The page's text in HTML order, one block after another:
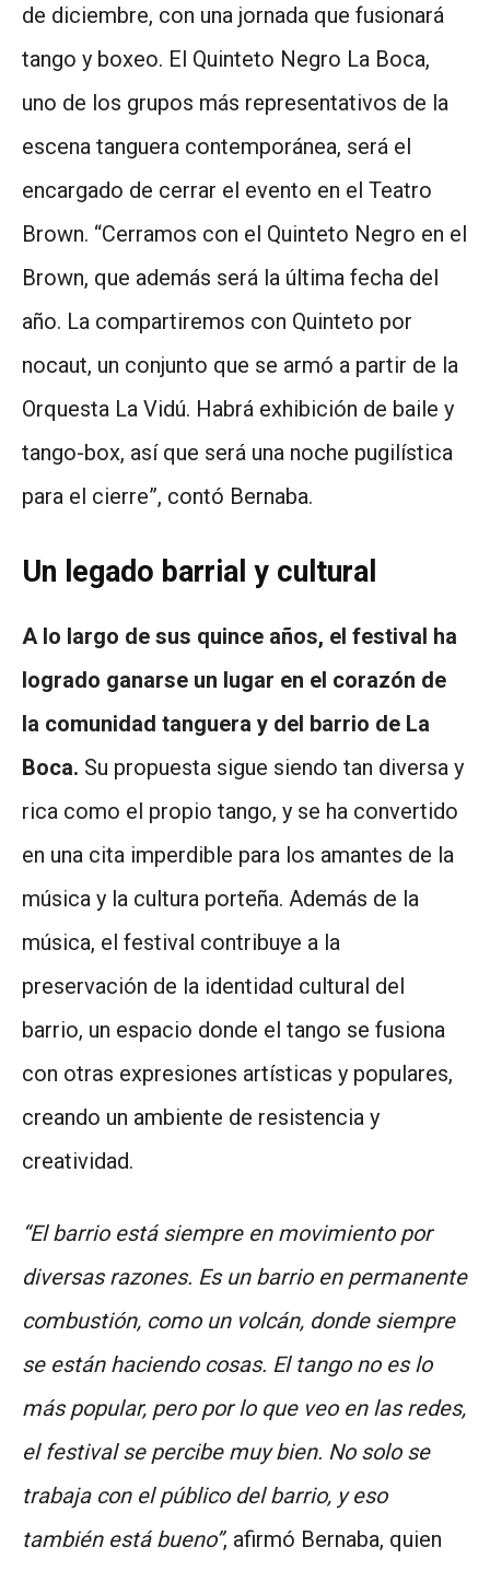
de diciembre, con una jornada que fusionará
tango y boxeo. El Quinteto Negro La Boca,
uno de los grupos más representativos de la
escena tanguera contemporánea, será el
encargado de cerrar el evento en el Teatro
Brown. “Cerramos con el Quinteto Negro en el
Brown, que además será la última fecha del
año. La compartiremos con Quinteto por
nocaut, un conjunto que se armó a partir de la
Orquesta La Vidú. Habrá exhibición de baile y
tango-box, así que será una noche pugilística
para el cierre”, contó Bernaba.
Un legado barrial y cultural
A lo largo de sus quince años, el festival ha
logrado ganarse un lugar en el corazón de
la comunidad tanguera y del barrio de La
Boca. Su propuesta sigue siendo tan diversa y
rica como el propio tango, y se ha convertido
en una cita imperdible para los amantes de la
música y la cultura porteña. Además de la
música, el festival contribuye a la
preservación de la identidad cultural del
barrio, un espacio donde el tango se fusiona
con otras expresiones artísticas y populares,
creando un ambiente de resistencia y
creatividad.
“El barrio está siempre en movimiento por
diversas razones. Es un barrio en permanente
combustión, como un volcán, donde siempre
se están haciendo cosas. El tango no es lo
más popular, pero por lo que veo en las redes,
el festival se percibe muy bien. No solo se
trabaja con el público del barrio, y eso
también está bueno”, afirmó Bernaba, quien